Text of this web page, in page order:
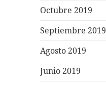
Octubre 2019
Septiembre 2019
Agosto 2019
Junio 2019